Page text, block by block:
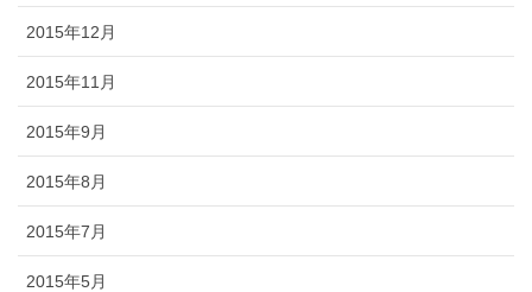
2015年12月
2015年11月
2015年9月
2015年8月
2015年7月
2015年5月